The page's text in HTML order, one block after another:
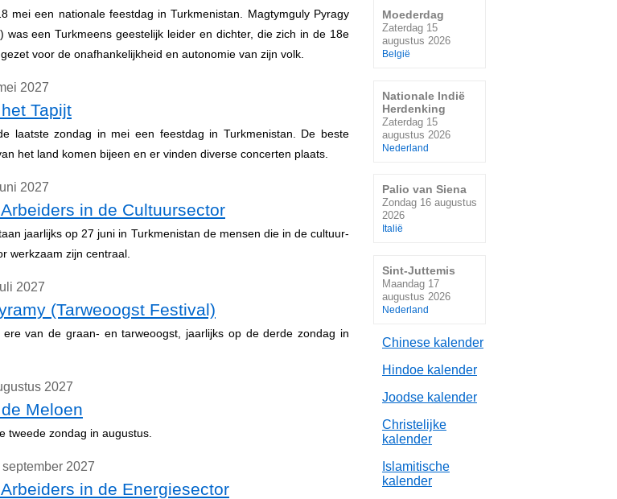
mei een nationale feestdag in Turkmenistan. Magtymguly Pyragy
was een Turkmeens geestelijk leider en dichter, die zich in de 18e
voor de onafhankelijkheid en autonomie van zijn volk.
2027
Tapijt
laatste zondag in mei een feestdag in Turkmenistan. De beste
het land komen bijeen en er vinden diverse concerten plaats.
2027
in de Cultuursector
jaarlijks op 27 juni in Turkmenistan de mensen die in de cultuur-
werkzaam zijn centraal.
2027
(Tarweoogst Festival)
ere van de graan- en tarweoogst, jaarlijks op de derde zondag in
2027
Meloen
tweede zondag in augustus.
2027
in de Energiesector
Moederdag
Zaterdag 15
augustus 2026
België
Nationale Indië
Herdenking
Zaterdag 15
augustus 2026
Nederland
Palio van Siena
Zondag 16 augustus
2026
Italië
Sint-Juttemis
Maandag 17
augustus 2026
Nederland
Chinese kalender
Hindoe kalender
Joodse kalender
Christelijke
kalender
Islamitische
kalender